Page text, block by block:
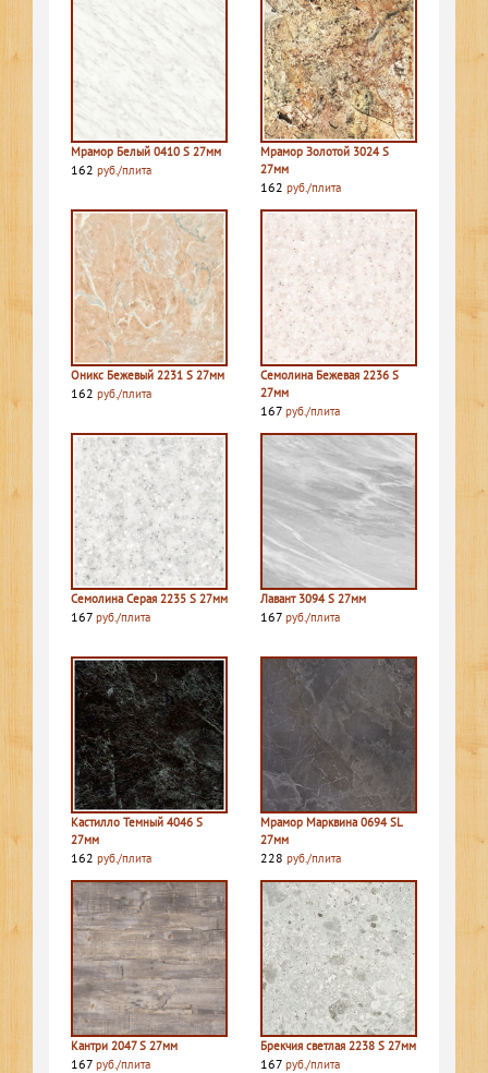
Мрамор Белый 0410 S 27мм
162 руб./плита
Мрамор Золотой 3024 S
27мм
162 руб./плита
Оникс Бежевый 2231 S 27мм
162 руб./плита
Семолина Бежевая 2236 S
27мм
167 руб./плита
Семолина Серая 2235 S 27мм
167 руб./плита
Лавант 3094 S 27мм
167 руб./плита
Кастилло Темный 4046 S
27мм
162 руб./плита
Мрамор Марквина 0694 SL
27мм
228 руб./плита
Кантри 2047 S 27мм
167 руб./плита
Брекчия светлая 2238 S 27мм
167 руб./плита